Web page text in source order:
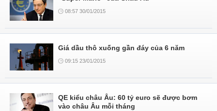
08:57 30/01/2015
Giá dầu thô xuống gần đáy của 6 năm
09:15 23/01/2015
QE kiểu châu Âu: 60 tỷ euro sẽ được bơm
vào châu Âu mỗi tháng